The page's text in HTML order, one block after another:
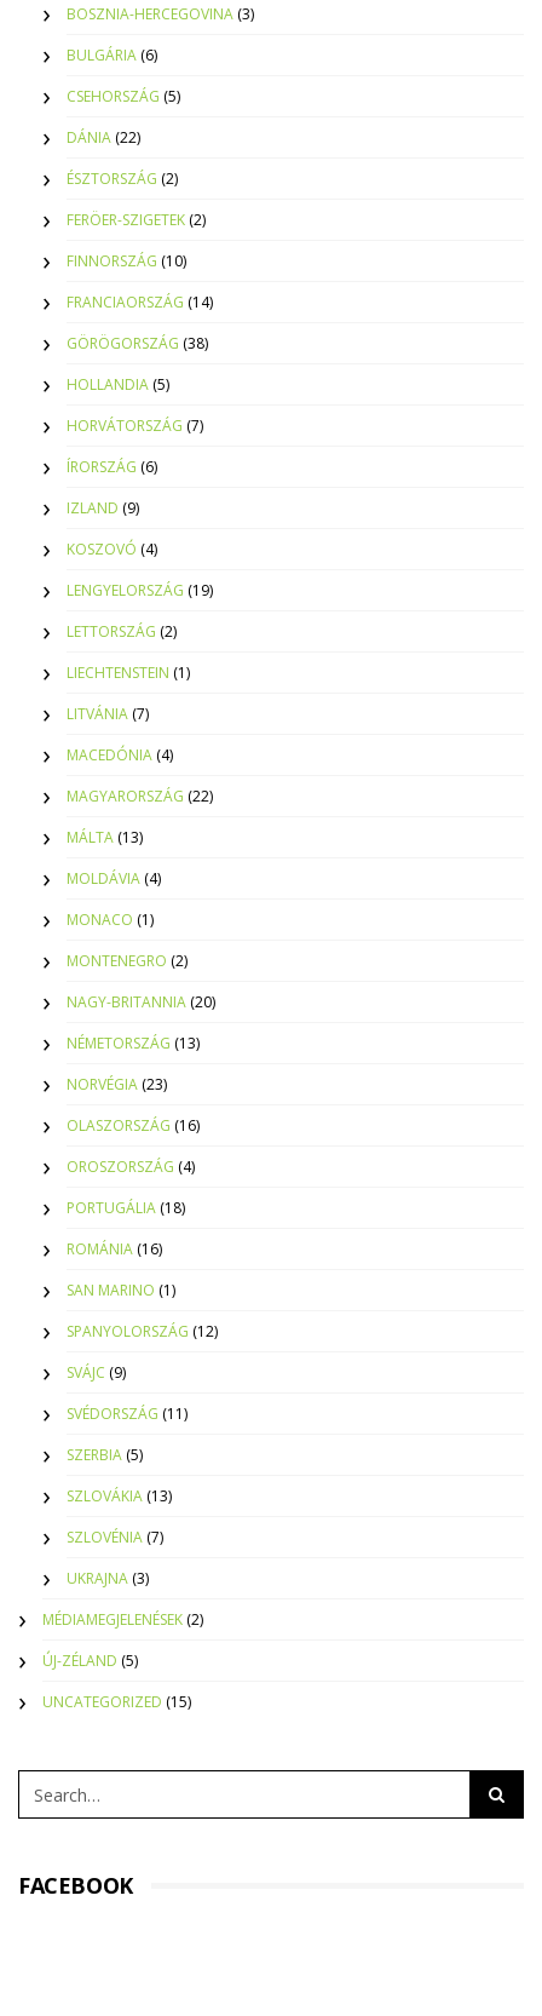
BOSZNIA-HERCEGOVINA (3)
BULGÁRIA (6)
CSEHORSZÁG (5)
DÁNIA (22)
ÉSZTORSZÁG (2)
FERÖER-SZIGETEK (2)
FINNORSZÁG (10)
FRANCIAORSZÁG (14)
GÖRÖGORSZÁG (38)
HOLLANDIA (5)
HORVÁTORSZÁG (7)
ÍRORSZÁG (6)
IZLAND (9)
KOSZOVÓ (4)
LENGYELORSZÁG (19)
LETTORSZÁG (2)
LIECHTENSTEIN (1)
LITVÁNIA (7)
MACEDÓNIA (4)
MAGYARORSZÁG (22)
MÁLTA (13)
MOLDÁVIA (4)
MONACO (1)
MONTENEGRO (2)
NAGY-BRITANNIA (20)
NÉMETORSZÁG (13)
NORVÉGIA (23)
OLASZORSZÁG (16)
OROSZORSZÁG (4)
PORTUGÁLIA (18)
ROMÁNIA (16)
SAN MARINO (1)
SPANYOLORSZÁG (12)
SVÁJC (9)
SVÉDORSZÁG (11)
SZERBIA (5)
SZLOVÁKIA (13)
SZLOVÉNIA (7)
UKRAJNA (3)
MÉDIAMEGJELENÉSEK (2)
ÚJ-ZÉLAND (5)
UNCATEGORIZED (15)
FACEBOOK